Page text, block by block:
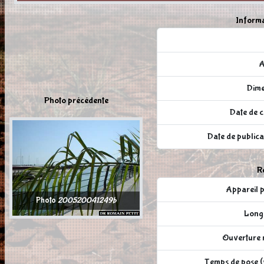
Photo précédente
Photo200520041249b
Date de
Date de
Appareil
Ouverture
Temps de